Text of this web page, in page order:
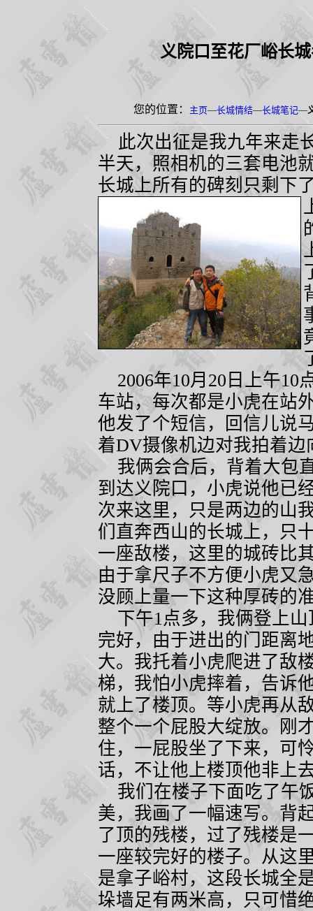
义院口至花厂峪长
您的位置： 主页—长城情结—长城笔记—
此次出征是我九年来走
半天，照相机的三套电池
长城上所有的碑刻只剩下
2006年10月 20 日上午10
车站，每次都是小虎在站
他发了个短信，回信儿说
着DV摄像机边对我拍着边
我俩会合后，背着大包
到达义院口，小虎说他已
次来这里，只是两边的山
们直奔西山的长城上，只
一座敌楼，这里的城砖比
由于拿尺子不方便小虎又
没顾上量一下这种厚砖的
下午1点多，我俩登上
完好，由于进出的门距离
大。我托着小虎爬进了敌
梯，我怕小虎摔着，告诉
就上了楼顶。等小虎再从
整个一个屁股大绽放。刚
住，一屁股坐了下来，可
话，不让他上楼顶他非上
我们在楼子下面吃了午
美，我画了一幅速写。背
了顶的残楼，过了残楼是
一座较完好的楼子。从这
是拿子峪村，这段长城全
垛墙足有两米高，只可惜